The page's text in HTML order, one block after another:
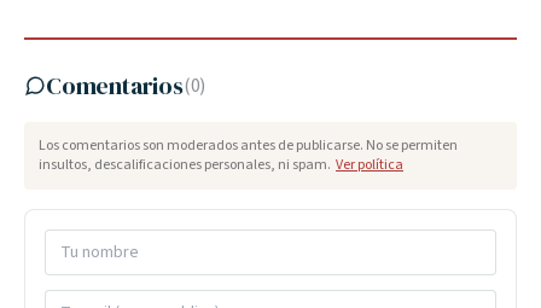
Comentarios(0)
Los comentarios son moderados antes de publicarse. No se permiten
insultos, descalificaciones personales, ni spam. Ver política